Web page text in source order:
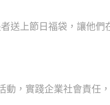
送上節日福袋，讓他們
動，實踐企業社會責任